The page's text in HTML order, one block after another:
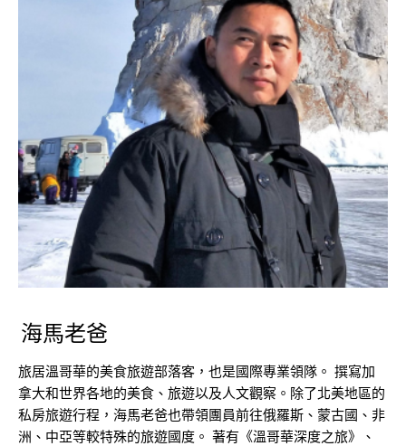
海馬老爸
旅居溫哥華的美食旅遊部落客，也是國際專業領隊。 撰寫加
拿大和世界各地的美食、旅遊以及人文觀察。除了北美地區的
私房旅遊行程，海馬老爸也帶領團員前往俄羅斯、蒙古國、非
洲、中亞等較特殊的旅遊國度。 著有《溫哥華深度之旅》、